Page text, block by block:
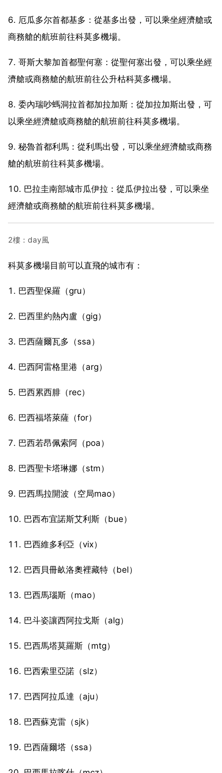
6. 厄瓜多尔首都基多：從基多出發，可以乘坐經濟艙或
商務艙的航班前往科莫多機場。
7. 哥斯大黎加首都聖何塞：從聖何塞出發，可以乘坐經
濟艙或商務艙的航班前往公升枯科莫多機場。
8. 委內瑞吵螞洞拉首都加拉加斯：從加拉加斯出發，可
以乘坐經濟艙或商務艙的航班前往科莫多機場。
9. 秘魯首都利馬：從利馬出發，可以乘坐經濟艙或商務
艙的航班前往科莫多機場。
10. 巴拉圭南部城市瓜伊拉：從瓜伊拉出發，可以乘坐
經濟艙或商務艙的航班前往科莫多機場。
2樓：day風
科莫多機場目前可以直飛的城市有：
1. 巴西聖保羅（gru）
2. 巴西里約熱內盧（gig）
3. 巴西薩爾瓦多（ssa）
4. 巴西阿雷格里港（arg）
5. 巴西累西腓（rec）
6. 巴西福塔萊薩（for）
7. 巴西若昂佩索阿（poa）
8. 巴西聖卡塔琳娜（stm）
9. 巴西馬拉開波（空局mao）
10. 巴西布宜諾斯艾利斯（bue）
11. 巴西維多利亞（vix）
12. 巴西貝冊畝洛奧裡藏特（bel）
13. 巴西馬瑙斯（mao）
14. 巴斗姿讓西阿拉戈斯（alg）
15. 巴西馬塔莫羅斯（mtg）
16. 巴西索里亞諾（slz）
17. 巴西阿拉瓜達（aju）
18. 巴西蘇克雷（sjk）
19. 巴西薩爾塔（ssa）